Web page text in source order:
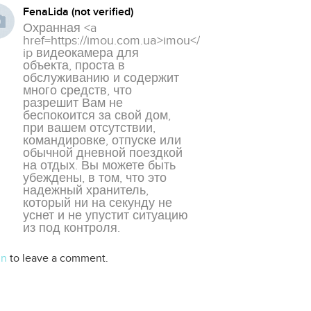
FenaLida (not verified)
Охранная <a
href=https://imou.com.ua>imou</a>
ip видеокамера для
объекта, проста в
обслуживанию и содержит
много средств, что
разрешит Вам не
беспокоится за свой дом,
при вашем отсутствии,
командировке, отпуске или
обычной дневной поездкой
на отдых. Вы можете быть
убеждены, в том, что это
надежный хранитель,
который ни на секунду не
уснет и не упустит ситуацию
из под контроля.
to leave a comment.